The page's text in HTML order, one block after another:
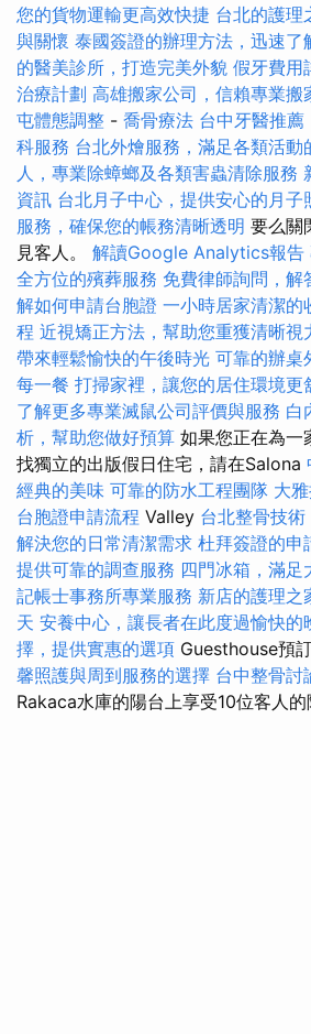
您的貨物運輸更高效快捷 台北的護理
與關懷 泰國簽證的辦理方法，迅速了
的醫美診所，打造完美外貌 假牙費用
治療計劃 高雄搬家公司，信賴專業搬
屯體態調整 - 喬骨療法 台中牙醫推薦
科服務 台北外燴服務，滿足各類活動
人，專業除蟑螂及各類害蟲清除服務
資訊 台北月子中心，提供安心的月子
服務，確保您的帳務清晰透明 要么關
見客人。 解讀Google Analytics報告
全方位的殯葬服務 免費律師詢問，解
解如何申請台胞證 一小時居家清潔的
程 近視矯正方法，幫助您重獲清晰視
帶來輕鬆愉快的午後時光 可靠的辦桌
每一餐 打掃家裡，讓您的居住環境更
了解更多專業滅鼠公司評價與服務 白
析，幫助您做好預算 如果您正在為一
找獨立的出版假日住宅，請在Salona
經典的美味 可靠的防水工程團隊 大
台胞證申請流程 Valley 台北整骨技術
解決您的日常清潔需求 杜拜簽證的申
提供可靠的調查服務 四門冰箱，滿足
記帳士事務所專業服務 新店的護理之
天 安養中心，讓長者在此度過愉快的
擇，提供實惠的選項 Guesthouse預
馨照護與周到服務的選擇 台中整骨討
Rakaca水庫的陽台上享受10位客人的